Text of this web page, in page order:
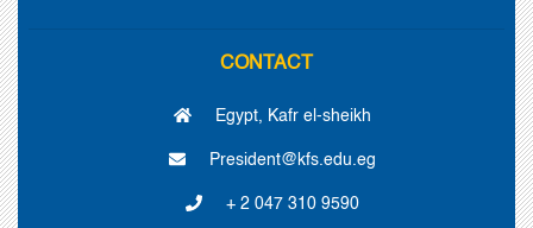
CONTACT
Egypt, Kafr el-sheikh
President@kfs.edu.eg
+ 2 047 310 9590